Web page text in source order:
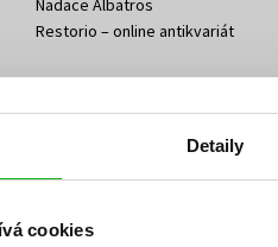
Detaily
cookies
Nadace Albatros
Restorio – online antikvariát